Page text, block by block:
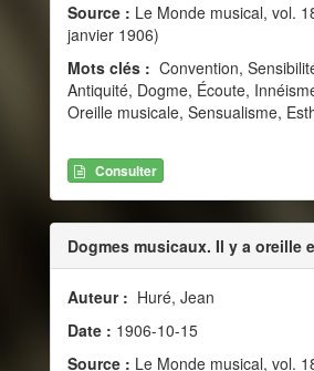
Source : Le Monde musical, vol.
janvier 1906)
Mots clés : Convention,
Antiquité, Dogme, Écoute,
Oreille musicale, Sensualisme,
Consulter
Dogmes musicaux. Il y a oreille
Auteur : Huré, Jean
Date : 1906-10-15
Source : Le Monde musical, vol.